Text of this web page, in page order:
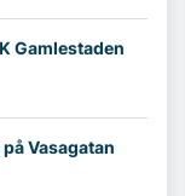
Gamlestaden
Vasagatan